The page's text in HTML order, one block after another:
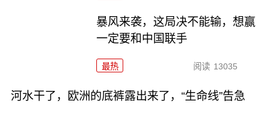
暴风来袭，这局决不能输，想赢
一定要和中国联手
最热 阅读 13035
河水干了，欧洲的底裤露出来了，“生命线”告急